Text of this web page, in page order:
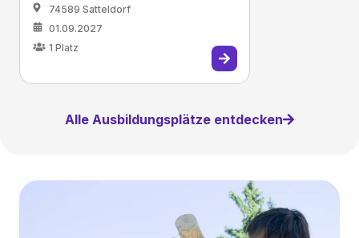
74589 Satteldorf
01.09.2027
1 Platz
Alle Ausbildungsplätze entdecken